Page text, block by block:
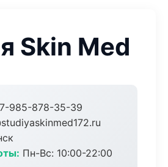
Skin Med
985-878-35-39
Пн-Вс: 10:00-22:00